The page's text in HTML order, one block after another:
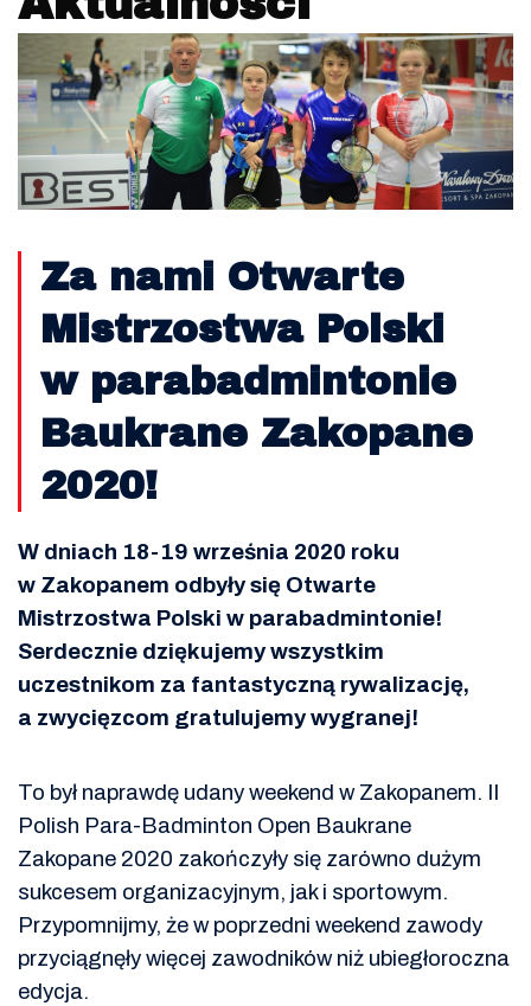
Za nami Otwarte
Mistrzostwa Polski
w parabadmintonie
Baukrane Zakopane
2020!
W dniach 18-19 września 2020 roku
w Zakopanem odbyły się Otwarte
Mistrzostwa Polski w parabadmintonie!
Serdecznie dziękujemy wszystkim
uczestnikom za fantastyczną rywalizację,
a zwycięzcom gratulujemy wygranej!
To był naprawdę udany weekend w Zakopanem. II
Polish Para-Badminton Open Baukrane
Zakopane 2020 zakończyły się zarówno dużym
sukcesem organizacyjnym, jak i sportowym.
Przypomnijmy, że w poprzedni weekend zawody
przyciągnęły więcej zawodników niż ubiegłoroczna
edycja.